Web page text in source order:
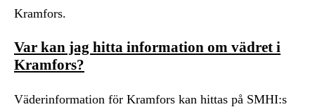
Kramfors.
Var kan jag hitta information om vädret i
Kramfors?
Väderinformation för Kramfors kan hittas på SMHI:s